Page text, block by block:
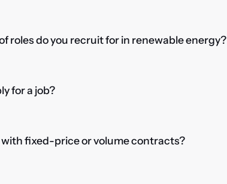
roles do you recruit for in renewable energy?
for a job?
with fixed-price or volume contracts?